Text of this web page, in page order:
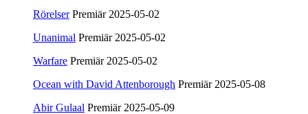
Rörelser Premiär 2025-05-02
Unanimal Premiär 2025-05-02
Warfare Premiär 2025-05-02
Ocean with David Attenborough Premiär 2025-05-08
Abir Gulaal Premiär 2025-05-09